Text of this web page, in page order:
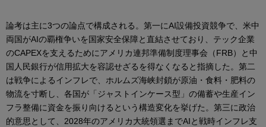
論考は主に3つの論点で構成される。第一にAI設備投資競争で、米中
両国がAIの覇権争いを国家安全保障と直結させており、テック企業
のCAPEXを支えるためにアメリカ連邦準備制度理事会（FRB）と中
国人民銀行が信用拡大を容認せざるを得なくなると指摘した。第二
は戦争によるインフレで、ホルムズ海峡封鎖が原油・食料・肥料の
物流を寸断し、各国が「ジャストインケース型」の備蓄や生産イン
フラ整備に資金を振り向けるという構造変化を挙げた。第三に政治
的意思として、2028年のアメリカ大統領選までAIと戦時インフレ支